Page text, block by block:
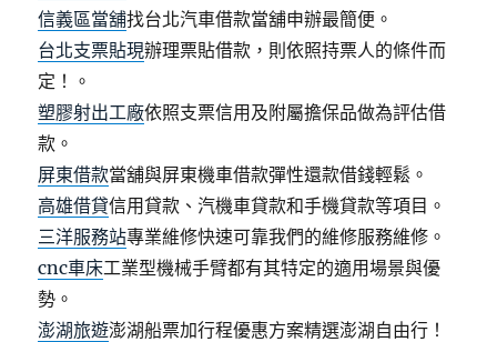
信義區當舖找台北汽車借款當舖申辦最簡便。
台北支票貼現辦理票貼借款，則依照持票人的條件而
定！。
塑膠射出工廠依照支票信用及附屬擔保品做為評估借
款。
屏東借款當舖與屏東機車借款彈性還款借錢輕鬆。
高雄借貸信用貸款、汽機車貸款和手機貸款等項目。
三洋服務站專業維修快速可靠我們的維修服務維修。
cnc車床工業型機械手臂都有其特定的適用場景與優
勢。
澎湖旅遊澎湖船票加行程優惠方案精選澎湖自由行！